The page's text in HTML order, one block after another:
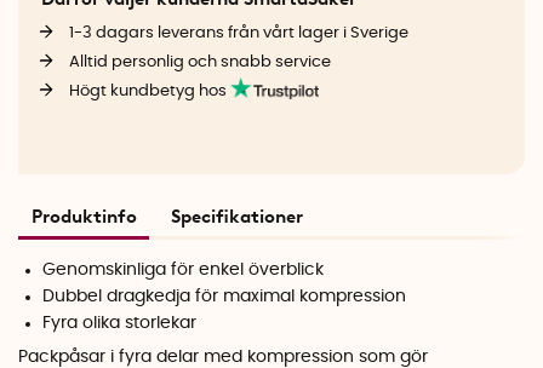
1-3 dagars leverans från vårt lager i Sverige
Alltid personlig och snabb service
Högt kundbetyg hos
Produktinfo Specifikationer
Genomskinliga för enkel överblick
Dubbel dragkedja för maximal kompression
Fyra olika storlekar
Packpåsar i fyra delar med kompression som gör